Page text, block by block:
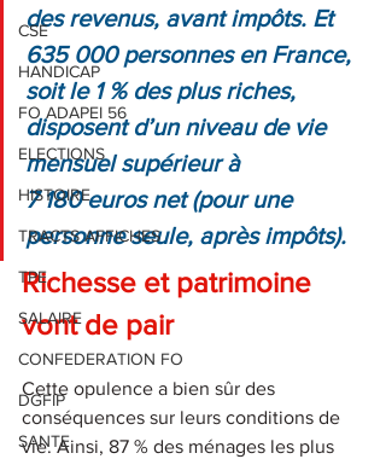
CSE
HANDICAP
FO ADAPEI 56
ELECTIONS
HISTOIRE
TRACTS AFFICHES
TPE
SALAIRE
CONFEDERATION FO
DGFIP
SANTE
des revenus, avant impôts. Et
635 000 personnes en France,
soit le 1 % des plus riches,
disposent d’un niveau de vie
mensuel supérieur à
7 180 euros net (pour une
personne seule, après impôts).
Richesse et patrimoine
vont de pair
Cette opulence a bien sûr des
conséquences sur leurs conditions de
vie. Ainsi, 87 % des ménages les plus